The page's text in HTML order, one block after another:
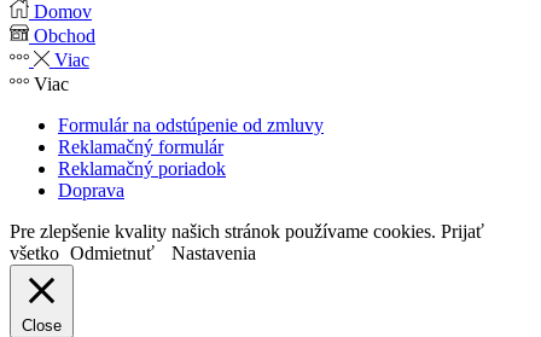
Domov
Obchod
Viac
Viac
Formulár na odstúpenie od zmluvy
Reklamačný formulár
Reklamačný poriadok
Doprava
Pre zlepšenie kvality našich stránok používame cookies. Prijať
všetko Odmietnuť Nastavenia
Close